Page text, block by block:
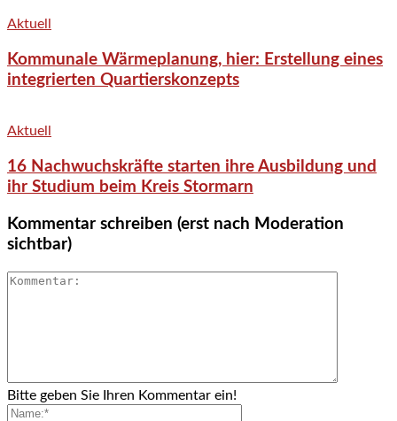
Aktuell
Kommunale Wärmeplanung, hier: Erstellung eines
integrierten Quartierskonzepts
Aktuell
16 Nachwuchskräfte starten ihre Ausbildung und
ihr Studium beim Kreis Stormarn
Kommentar schreiben (erst nach Moderation
sichtbar)
Bitte geben Sie Ihren Kommentar ein!